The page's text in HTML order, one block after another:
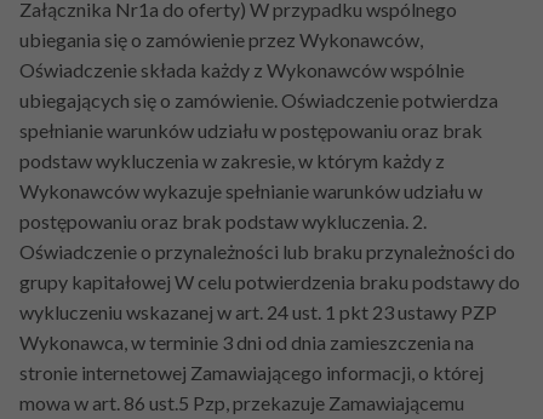
Załącznika Nr1a do oferty) W przypadku wspólnego
ubiegania się o zamówienie przez Wykonawców,
Oświadczenie składa każdy z Wykonawców wspólnie
ubiegających się o zamówienie. Oświadczenie potwierdza
spełnianie warunków udziału w postępowaniu oraz brak
podstaw wykluczenia w zakresie, w którym każdy z
Wykonawców wykazuje spełnianie warunków udziału w
postępowaniu oraz brak podstaw wykluczenia. 2.
Oświadczenie o przynależności lub braku przynależności do
grupy kapitałowej W celu potwierdzenia braku podstawy do
wykluczeniu wskazanej w art. 24 ust. 1 pkt 23 ustawy PZP
Wykonawca, w terminie 3 dni od dnia zamieszczenia na
stronie internetowej Zamawiającego informacji, o której
mowa w art. 86 ust.5 Pzp, przekazuje Zamawiającemu